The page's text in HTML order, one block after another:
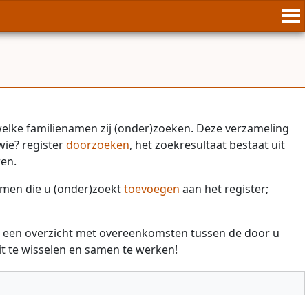
familienamen zij (onder)zoeken. Deze verzameling
registerdoorzoeken, het zoekresultaat bestaat uit
die u (onder)zoekttoevoegen aan het register;
overzicht met overeenkomsten tussen de door u
te wisselen en samen te werken!